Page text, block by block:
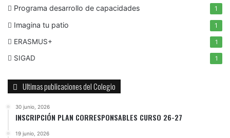
Programa desarrollo de capacidades 1
Imagina tu patio 1
ERASMUS+ 1
SIGAD 1
Ultimas publicaciones del Colegio
30 junio, 2026
INSCRIPCIÓN PLAN CORRESPONSABLES CURSO 26-27
19 junio, 2026